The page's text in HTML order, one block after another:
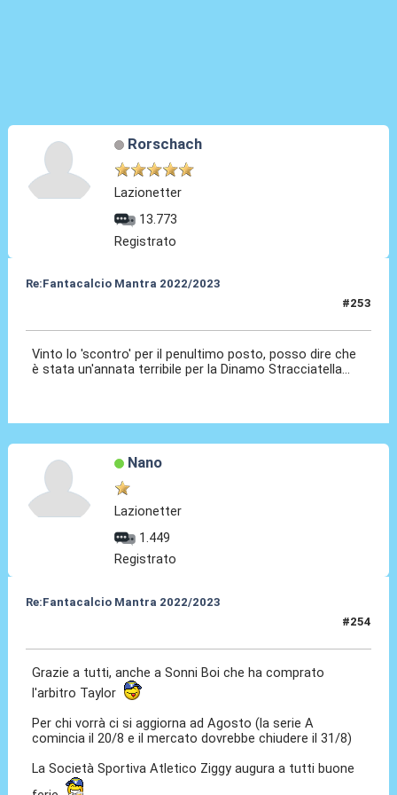
Rorschach
Lazionetter
13.773
Registrato
Re:Fantacalcio Mantra 2022/2023
#253
Vinto lo 'scontro' per il penultimo posto, posso dire che
è stata un'annata terribile per la Dinamo Stracciatella...
Nano
Lazionetter
1.449
Registrato
Re:Fantacalcio Mantra 2022/2023
#254
Grazie a tutti, anche a Sonni Boi che ha comprato
l'arbitro Taylor
Per chi vorrà ci si aggiorna ad Agosto (la serie A
comincia il 20/8 e il mercato dovrebbe chiudere il 31/8)
La Società Sportiva Atletico Ziggy augura a tutti buone